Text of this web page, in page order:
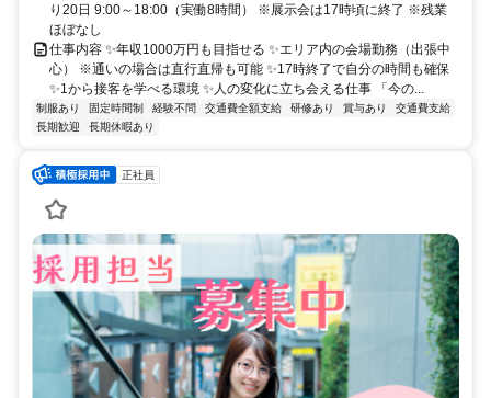
り20日 9:00～18:00（実働8時間） ※展示会は17時頃に終了 ※残業
ほぼなし
仕事内容 ✨年収1000万円も目指せる ✨エリア内の会場勤務（出張中
心） ※通いの場合は直行直帰も可能 ✨17時終了で自分の時間も確保
✨1から接客を学べる環境 ✨人の変化に立ち会える仕事 「今の...
制服あり 固定時間制 経験不問 交通費全額支給 研修あり 賞与あり
交通費支給
長期歓迎
長期休暇あり
正社員